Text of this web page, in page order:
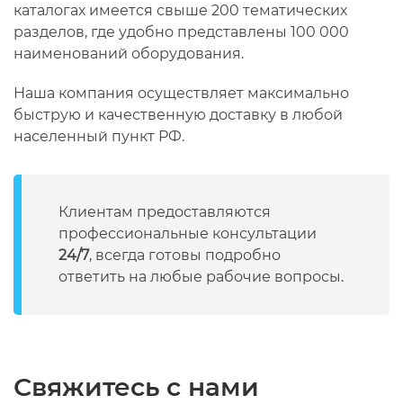
каталогах имеется свыше 200 тематических
разделов, где удобно представлены 100 000
наименований оборудования.
Наша компания осуществляет максимально
быструю и качественную доставку в любой
населенный пункт РФ.
Клиентам предоставляются
профессиональные консультации
24/7, всегда готовы подробно
ответить на любые рабочие вопросы.
Свяжитесь с нами